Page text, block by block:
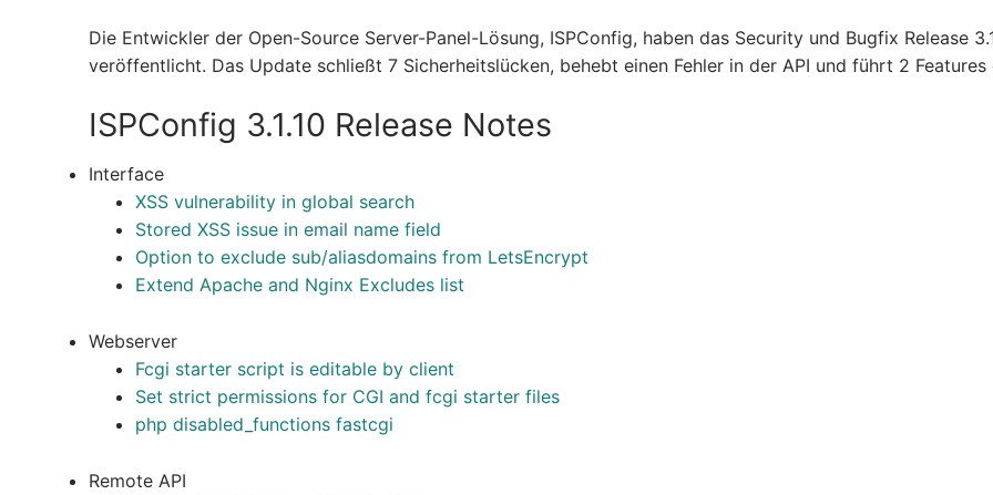
Die Entwickler der Open-Source Server-Panel-Lösung, ISPConfig, haben das Security und Bugfix Release
veröffentlicht. Das Update schließt 7 Sicherheitslücken, behebt einen Fehler in der API und führt 2 Features
ISPConfig 3.1.10 Release Notes
Interface
XSS vulnerability in global search
Stored XSS issue in email name field
Option to exclude sub/aliasdomains from LetsEncrypt
Extend Apache and Nginx Excludes list
Webserver
Fcgi starter script is editable by client
Set strict permissions for CGI and fcgi starter files
php disabled_functions fastcgi
Remote API